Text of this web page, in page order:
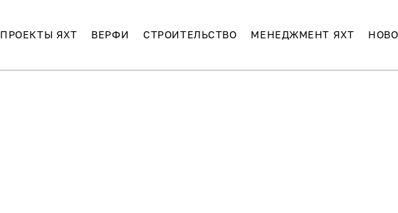
ПРОЕКТЫ ЯХТ ВЕРФИ СТРОИТЕЛЬСТВО МЕНЕДЖМЕНТ ЯХТ